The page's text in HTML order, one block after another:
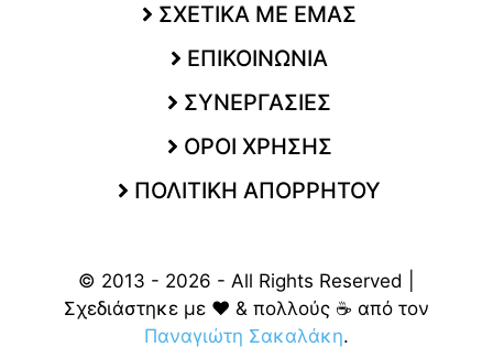
ΣΧΕΤΙΚΑ ΜΕ ΕΜΑΣ
ΕΠΙΚΟΙΝΩΝΙΑ
ΣΥΝΕΡΓΑΣΙΕΣ
ΟΡΟΙ ΧΡΗΣΗΣ
ΠΟΛΙΤΙΚΗ ΑΠΟΡΡΗΤΟΥ
© 2013 - 2026 - All Rights Reserved |
Σχεδιάστηκε με ❤️ & πολλούς ☕ από τον
Παναγιώτη Σακαλάκη.